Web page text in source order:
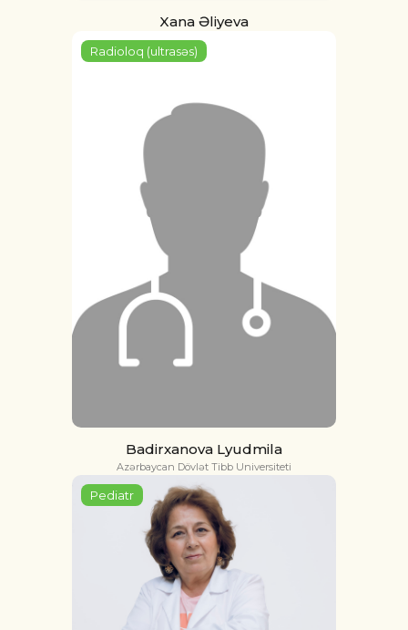
Xana Əliyeva
Badirxanova Lyudmila
Radioloq (ultrasəs)
Azərbaycan Dövlət Tibb Universiteti
Pediatr